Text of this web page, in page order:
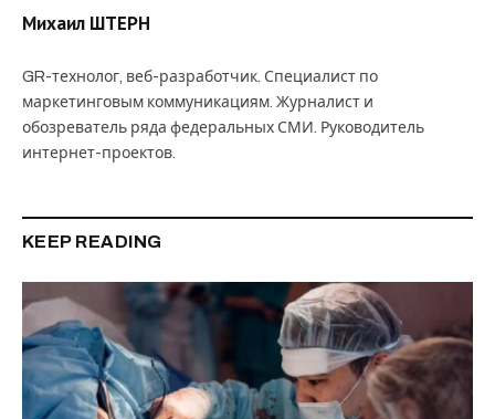
Михаил ШТЕРН
GR-технолог, веб-разработчик. Специалист по
маркетинговым коммуникациям. Журналист и
обозреватель ряда федеральных СМИ. Руководитель
интернет-проектов.
KEEP READING